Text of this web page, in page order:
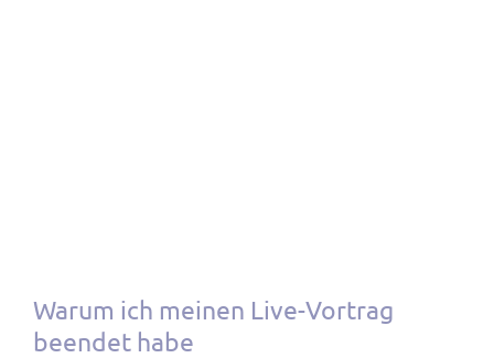
Warum ich meinen Live-Vortrag
beendet habe